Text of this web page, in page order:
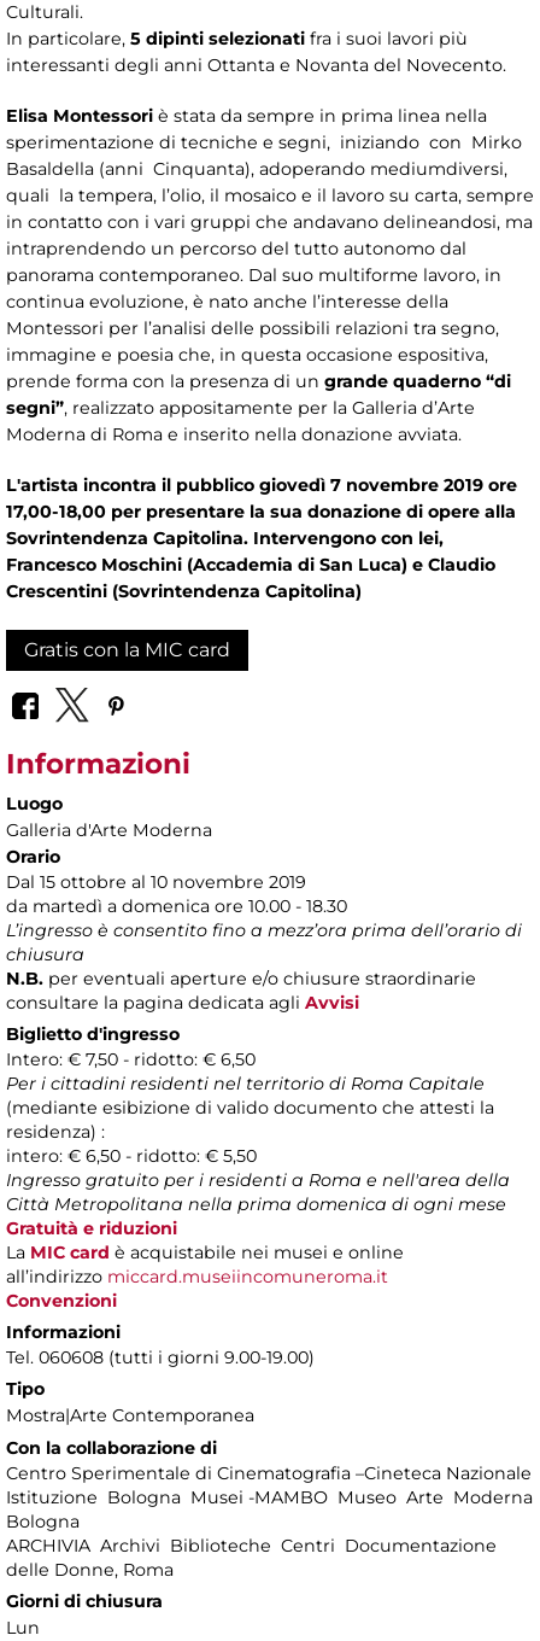
Culturali.
In particolare, 5 dipinti selezionati fra i suoi lavori più
interessanti degli anni Ottanta e Novanta del Novecento.
Elisa Montessori è stata da sempre in prima linea nella
sperimentazione di tecniche e segni, iniziando con Mirko
Basaldella (anni Cinquanta), adoperando mediumdiversi,
quali la tempera, l’olio, il mosaico e il lavoro su carta, sempre
in contatto con i vari gruppi che andavano delineandosi, ma
intraprendendo un percorso del tutto autonomo dal
panorama contemporaneo. Dal suo multiforme lavoro, in
continua evoluzione, è nato anche l’interesse della
Montessori per l’analisi delle possibili relazioni tra segno,
immagine e poesia che, in questa occasione espositiva,
prende forma con la presenza di un grande quaderno “di
segni”, realizzato appositamente per la Galleria d’Arte
Moderna di Roma e inserito nella donazione avviata.
L'artista incontra il pubblico giovedì 7 novembre 2019 ore
17,00-18,00 per presentare la sua donazione di opere alla
Sovrintendenza Capitolina. Intervengono con lei,
Francesco Moschini (Accademia di San Luca) e Claudio
Crescentini (Sovrintendenza Capitolina)
Gratis con la MIC card
Informazioni
Luogo
Galleria d'Arte Moderna
Orario
Dal 15 ottobre al 10 novembre 2019
da martedì a domenica ore 10.00 - 18.30
L’ingresso è consentito fino a mezz’ora prima dell’orario di
chiusura
N.B. per eventuali aperture e/o chiusure straordinarie
consultare la pagina dedicata agli Avvisi
Biglietto d'ingresso
Intero: € 7,50 - ridotto: € 6,50
Per i cittadini residenti nel territorio di Roma Capitale
(mediante esibizione di valido documento che attesti la
residenza) :
intero: € 6,50 - ridotto: € 5,50
Ingresso gratuito per i residenti a Roma e nell'area della
Città Metropolitana nella prima domenica di ogni mese
Gratuità e riduzioni
La MIC card è acquistabile nei musei e online
all’indirizzo miccard.museiincomuneroma.it
Convenzioni
Informazioni
Tel. 060608 (tutti i giorni 9.00-19.00)
Tipo
Mostra|Arte Contemporanea
Con la collaborazione di
Centro Sperimentale di Cinematografia –Cineteca Nazionale
Istituzione Bologna Musei -MAMBO Museo Arte Moderna
Bologna
ARCHIVIA Archivi Biblioteche Centri Documentazione
delle Donne, Roma
Giorni di chiusura
Lun